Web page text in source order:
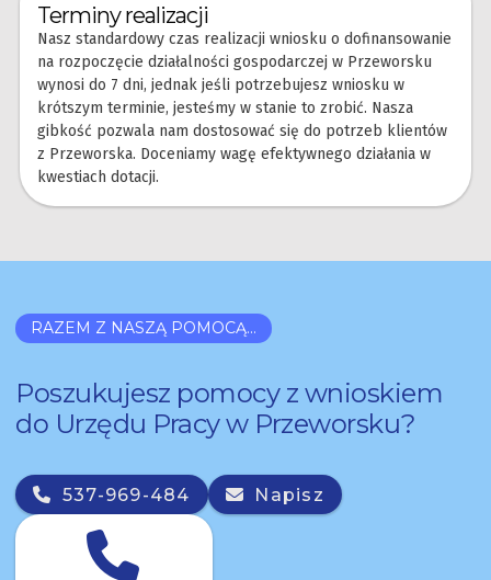
Terminy realizacji
Nasz standardowy czas realizacji wniosku o dofinansowanie
na rozpoczęcie działalności gospodarczej w Przeworsku
wynosi do 7 dni, jednak jeśli potrzebujesz wniosku w
krótszym terminie, jesteśmy w stanie to zrobić. Nasza
gibkość pozwala nam dostosować się do potrzeb klientów
z Przeworska. Doceniamy wagę efektywnego działania w
kwestiach dotacji.
RAZEM Z NASZĄ POMOCĄ...
Poszukujesz pomocy z wnioskiem
do Urzędu Pracy w Przeworsku?
537-969-484 Napisz